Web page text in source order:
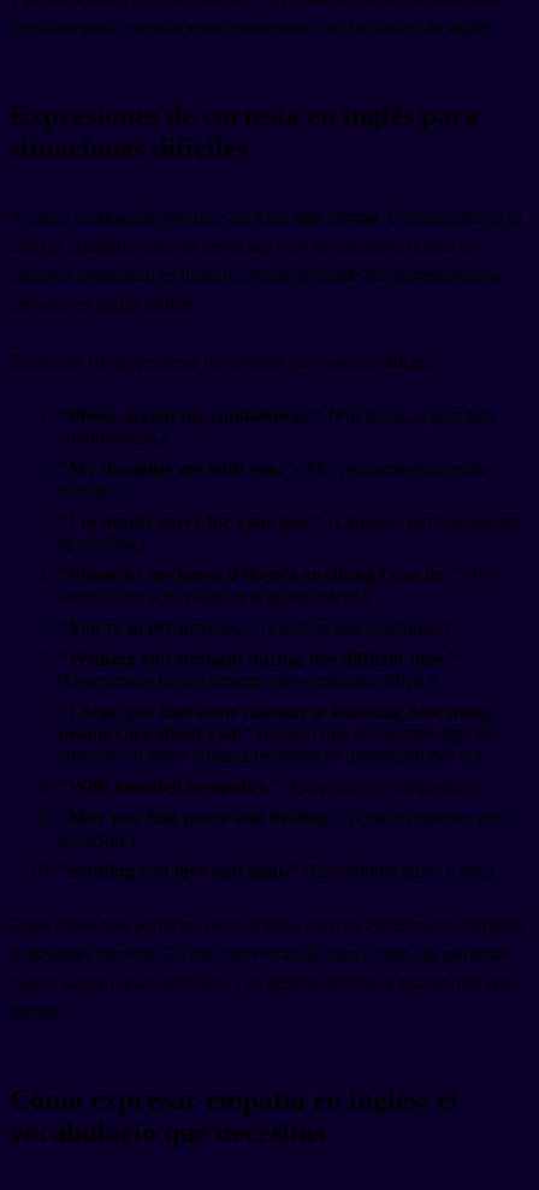
genuinas para conectar emocionalmente con hablantes de inglés.
Expresiones de cortesía en inglés para
situaciones difíciles
A veces la situación requiere un tono más formal. Quizás estás en el
trabajo, hablando con un conocido o en un contexto donde la
cercanía emocional es limitada. Aquí es donde las expresiones de
cortesía en inglés brillan.
Estas son 10 expresiones de cortesía que puedes utilizar:
"Please accept my condolences." (Por favor, acepta mis
condolencias.)
"My thoughts are with you." (Mis pensamientos están
contigo.)
"I'm deeply sorry for your loss." (Lamento profundamente
tu pérdida.)
"Please let me know if there's anything I can do." (Por
favor, dime si hay algo que pueda hacer.)
"You're in my prayers." (Estás en mis oraciones.)
"Wishing you strength during this difficult time."
(Deseándote fuerza durante este momento difícil.)
"I hope you find some comfort in knowing how many
people care about you." (Espero que encuentres algo de
consuelo al saber cuántas personas se preocupan por ti.)
"With heartfelt sympathy." (Con sincera compasión.)
"May you find peace and healing." (Que encuentres paz y
sanación.)
"Sending you love and light." (Enviándote amor y luz.)
Estas frases son perfectas para tarjetas, correos electrónicos formales
o mensajes escritos. En una conversación cara a cara, las primeras
cuatro suenan muy naturales. Las últimas tienden a usarse más por
escrito.
Cómo expresar empatía en inglés: el
vocabulario que necesitas